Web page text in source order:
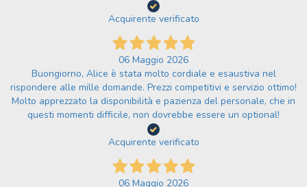
Acquirente verificato
06 Maggio 2026
Buongiorno, Alice è stata molto cordiale e esaustiva nel
rispondere alle mille domande. Prezzi competitivi e servizio ottimo!
Molto apprezzato la disponibilità e pazienza del personale, che in
questi momenti difficile, non dovrebbe essere un optional!
Acquirente verificato
06 Maggio 2026